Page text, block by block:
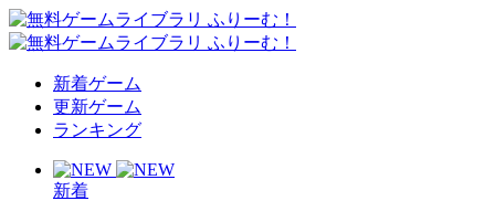
新着ゲーム
更新ゲーム
ランキング
新着